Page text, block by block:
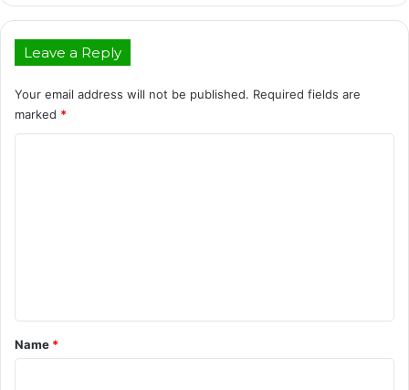
Leave a Reply
Your email address will not be published. Required fields are
marked *
*
Name *